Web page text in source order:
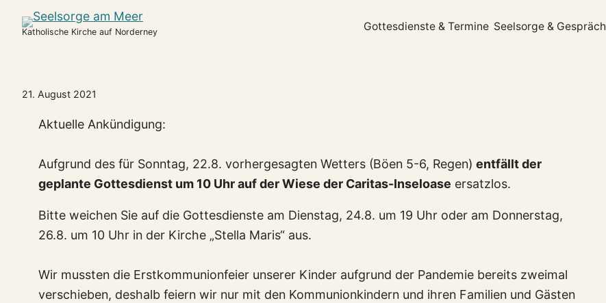
Katholische Kirche auf Norderney Gottesdienste & Termine Seelsorge & Gespräch
21. August 2021
Aktuelle Ankündigung:
Aufgrund des für Sonntag, 22.8. vorhergesagten Wetters (Böen 5-6, Regen) entfällt der
geplante Gottesdienst um 10 Uhr auf der Wiese der Caritas-Inseloase ersatzlos.
Bitte weichen Sie auf die Gottesdienste am Dienstag, 24.8. um 19 Uhr oder am Donnerstag,
26.8. um 10 Uhr in der Kirche „Stella Maris“ aus.
Wir mussten die Erstkommunionfeier unserer Kinder aufgrund der Pandemie bereits zweimal
verschieben, deshalb feiern wir nur mit den Kommunionkindern und ihren Familien und Gästen